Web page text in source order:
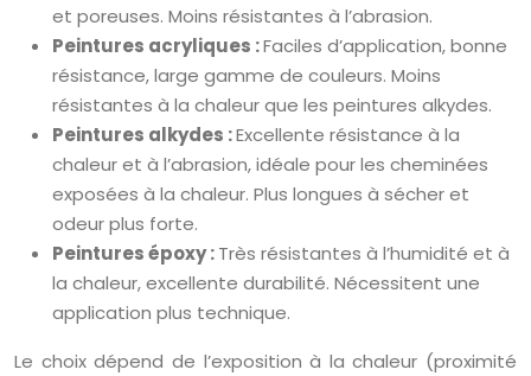
et poreuses. Moins résistantes à l’abrasion.
Peintures acryliques :Faciles d’application, bonne
résistance, large gamme de couleurs. Moins
résistantes à la chaleur que les peintures alkydes.
Peintures alkydes :Excellente résistance à la
chaleur et à l’abrasion, idéale pour les cheminées
exposées à la chaleur. Plus longues à sécher et
odeur plus forte.
Peintures époxy :Très résistantes à l’humidité et à
la chaleur, excellente durabilité. Nécessitent une
application plus technique.
Le choix dépend de l’exposition à la chaleur (proximité